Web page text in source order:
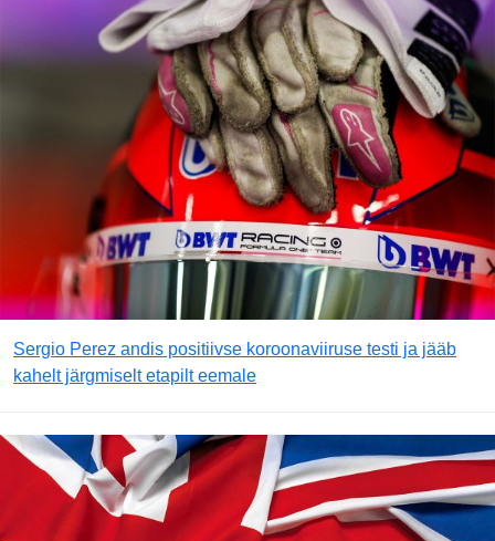
Sergio Perez andis positiivse koroonaviiruse testi ja jääb
kahelt järgmiselt etapilt eemale